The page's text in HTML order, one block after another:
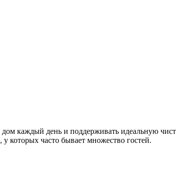
каждый день и поддерживать идеальную
которых часто бывает множество гостей.